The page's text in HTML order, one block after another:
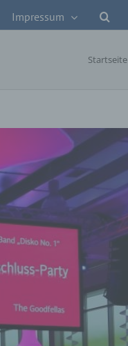
Impressum
Startseite